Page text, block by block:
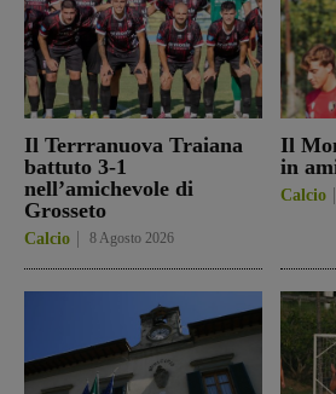
Il Terrranuova Traiana
battuto 3-1
nell’amichevole di
Grosseto
Calcio 8 Agosto 2026
Il
in
Calcio